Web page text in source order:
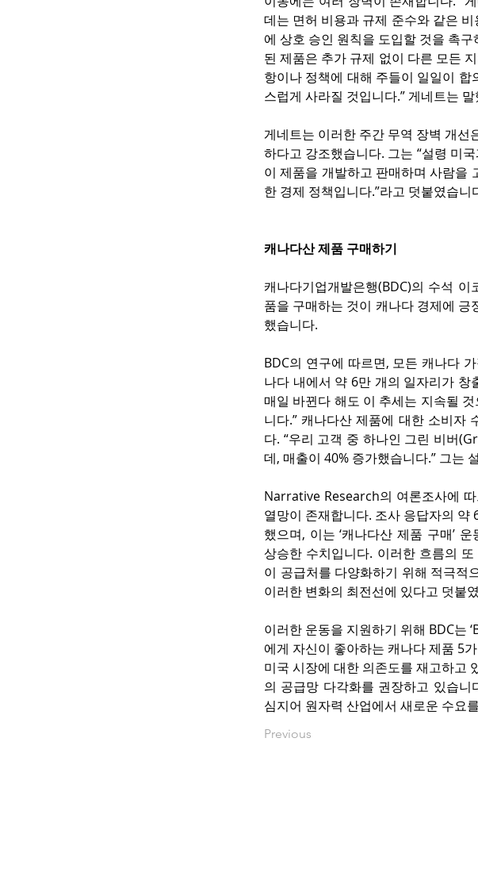
데는 면허 비용과 규제 준수와 같은
에 상호 승인 원칙을 도입할 것을 촉
된 제품은 추가 규제 없이 다른 모든
항이나 정책에 대해 주들이 일일이
스럽게 사라질 것입니다.” 게네트는
게네트는 이러한 주간 무역 장벽 개선
하다고 강조했습니다. 그는 “설령 미
이 제품을 개발하고 판매하며 사람을
한 경제 정책입니다.”라고 덧붙였습니
캐나다산 제품 구매하기
캐나다기업개발은행(BDC)의 수석
품을 구매하는 것이 캐나다 경제에
했습니다.
BDC의 연구에 따르면, 모든 캐나다
나다 내에서 약 6만 개의 일자리가 창
매일 바뀐다 해도 이 추세는 지속될
니다.” 캐나다산 제품에 대한 소비자
다. “우리 고객 중 하나인 그린 비버
데, 매출이 40% 증가했습니다.” 그는
Narrative Research의 여론조사에 따
열망이 존재합니다. 조사 응답자의
했으며, 이는 ‘캐나다산 제품 구매’
상승한 수치입니다. 이러한 흐름의
이 공급처를 다양화하기 위해 적극적
이러한 변화의 최전선에 있다고 덧붙
이러한 운동을 지원하기 위해 BDC는
에게 자신이 좋아하는 캐나다 제품 5
미국 시장에 대한 의존도를 재고하고
의 공급망 다각화를 권장하고 있습
심지어 원자력 산업에서 새로운 수요
Previous